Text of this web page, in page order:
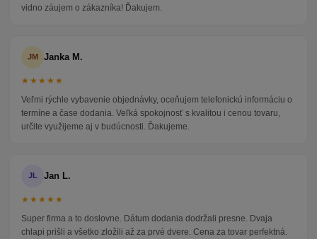
vidno záujem o zákazníka! Ďakujem.
JM Janka M.
★★★★★
Veľmi rýchle vybavenie objednávky, oceňujem telefonickú informáciu o
termíne a čase dodania. Veľká spokojnosť s kvalitou i cenou tovaru,
určite využijeme aj v budúcnosti. Ďakujeme.
JL Jan L.
★★★★★
Super firma a to doslovne. Dátum dodania dodržali presne. Dvaja
chlapi prišli a všetko zložili až za prvé dvere. Cena za tovar perfektná.